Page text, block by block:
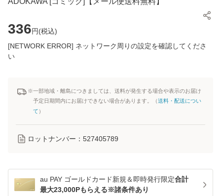
336円(税込)
[NETWORK ERROR] ネットワーク周りの設定を確認してくださ
い
※一部地域・離島につきましては、送料が発生する場合や表示のお届け
予定日期間内にお届けできない場合があります。（送料・配送につい
て ）
ロットナンバー： 527405789
au PAY ゴールドカード新規＆即時発行限定合計
最大23,000Pもらえる※諸条件あり